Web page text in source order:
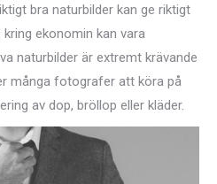
bra naturbilder kan ge riktigt
ekonomin kan vara
naturbilder är extremt krävande
många fotografer att köra på
av dop, bröllop eller kläder.